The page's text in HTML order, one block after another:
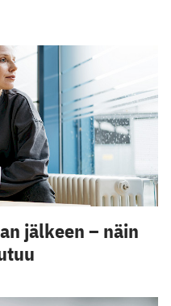
jälkeen – näin